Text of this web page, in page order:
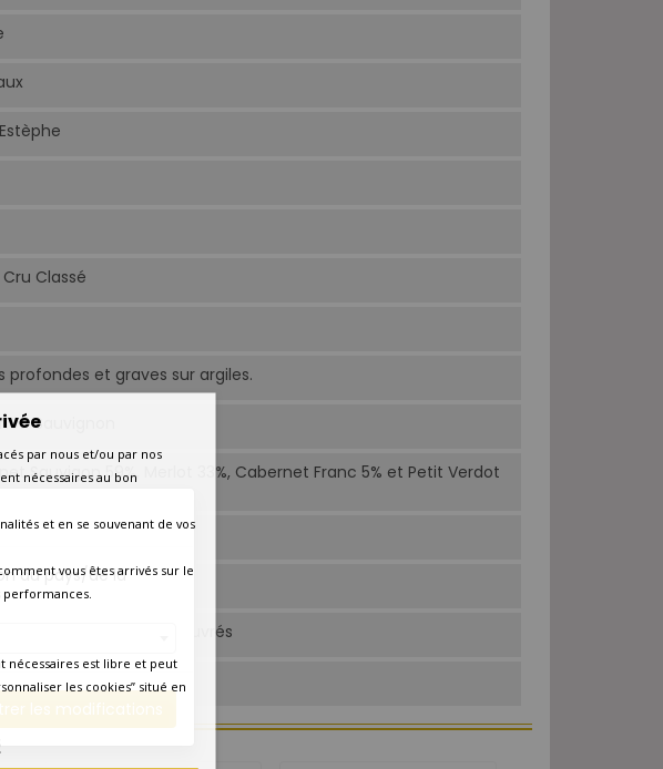
du pays/de la
les modifications
Classé
profondes et graves sur argiles.
Sauvignon
Sauvigon 59%, Merlot 33%, Cabernet Franc 5% et Petit Verdot
rapide en 2 à 3 jours ouvrés
CATÉGORIE :
par nous et/ou par nos
nécessaires au bon
et en se souvenant de vos
vous êtes arrivés sur le
nécessaires est libre et peut
les cookies” situé en